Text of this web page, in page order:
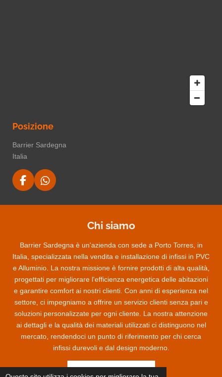
Posizione
Barrier Sardegna
Italia
F
c
o
k
W
a
p
p
Chi siamo
Barrier Sardegna è un'azienda con sede a Porto Torres, in
Italia, specializzata nella vendita e installazione di infissi in PVC
e Alluminio. La nostra missione è fornire prodotti di alta qualità,
progettati per migliorare l'efficienza energetica delle abitazioni
e garantire comfort ai nostri clienti. Con anni di esperienza nel
settore, ci impegniamo a offrire un servizio clienti senza pari e
soluzioni personalizzate per ogni cliente. La nostra attenzione
ai dettagli e la qualità dei materiali utilizzati ci distinguono nel
mercato, rendendoci un punto di riferimento per chi cerca
infissi durevoli e dal design moderno.